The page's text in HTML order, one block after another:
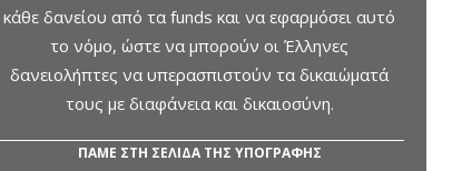
κάθε δανείου από τα funds και να εφαρμόσει αυτό
το νόμο, ώστε να μπορούν οι Έλληνες
δανειολήπτες να υπερασπιστούν τα δικαιώματά
τους με διαφάνεια και δικαιοσύνη.
ΠΑΜΕ ΣΤΗ ΣΕΛΙΔΑ ΤΗΣ ΥΠΟΓΡΑΦΗΣ